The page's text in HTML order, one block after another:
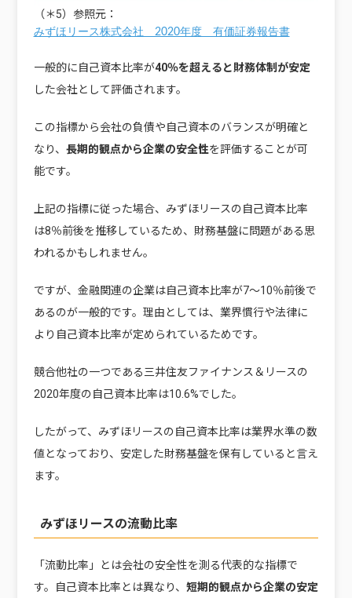
（＊5）参照元：
みずほリース株式会社 2020年度 有価証券報告書
一般的に自己資本比率が40％を超えると財務体制が安定
した会社として評価されます。
この指標から会社の負債や自己資本のバランスが明確と
なり、 長期的観点から企業の安全性を評価することが可
能です。
上記の指標に従った場合、みずほリースの自己資本比率
は8％前後を推移しているため、財務基盤に問題がある思
われるかもしれません。
ですが、金融関連の企業は自己資本比率が7～10％前後で
あるのが一般的です。理由としては、業界慣行や法律に
より自己資本比率が定められているためです。
競合他社の一つである三井住友ファイナンス＆リースの
2020年度の自己資本比率は10.6%でした。
したがって、みずほリースの自己資本比率は業界水準の数
値となっており、安定した財務基盤を保有していると言え
ます。
みずほリースの流動比率
「流動比率」とは会社の安全性を測る代表的な指標で
す。自己資本比率とは異なり、 短期的観点から企業の安定